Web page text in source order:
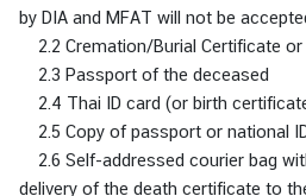
ะ
เ
ท
ศ
ไ
ท
by DIA and MFAT will not be
2.2 Cremation/Burial Certificate
2.3 Passport of the deceased
2.4 Thai ID card (or birth
2.5 Copy of passport or national
2.6 Self-addressed courier bag
delivery of the death certificate to